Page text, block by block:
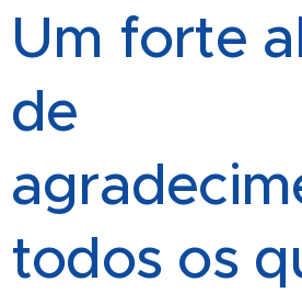
Um forte
de
todos os